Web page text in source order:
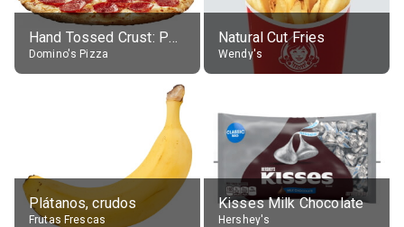
Hand Tossed Crust: Pepperoni Pizza (Large 14")
Domino's Pizza
Natural Cut Fries
Wendy's
Plátanos, crudos
Frutas Frescas
Kisses Milk Chocolate
Hershey's